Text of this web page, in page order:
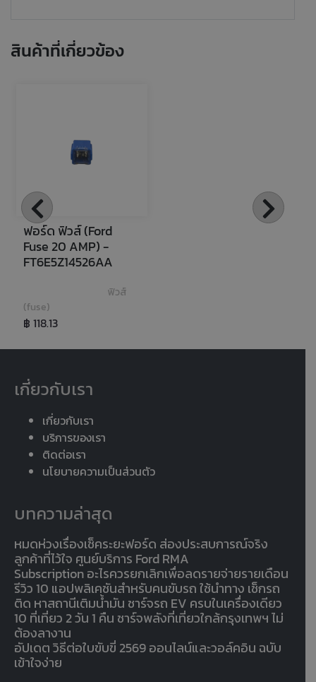
สินค้าที่เกี่ยวข้อง
ฟอร์ด ฟิวส์ (Ford
Fuse 20 AMP) -
FT6E5Z14526AA
ฟิวส์
(fuse)
฿ 118.13
เกี่ยวกับเรา
เกี่ยวกับเรา
บริการของเรา
ติดต่อเรา
นโยบายความเป็นส่วนตัว
บทความล่าสุด
หมดห่วงเรื่องเช็คระยะฟอร์ด ส่องประสบการณ์จริง
ลูกค้าที่ไว้ใจ ศูนย์บริการ Ford RMA
Subscription อะไรควรยกเลิกเพื่อลดรายจ่ายรายเดือน
รีวิว 10 แอปพลิเคชันสำหรับคนขับรถ ใช้นำทาง เช็กรถ
ติด หาสถานีเติมน้ำมัน ชาร์จรถ EV ครบในเครื่องเดียว
10 ที่เที่ยว 2 วัน 1 คืน ชาร์จพลังที่เที่ยวใกล้กรุงเทพฯ ไม่
ต้องลางาน
อัปเดต วิธีต่อใบขับขี่ 2569 ออนไลน์และวอล์คอิน ฉบับ
เข้าใจง่าย